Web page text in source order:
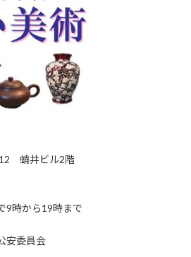
蛸井ビル2階
9時から19時まで
安委員会